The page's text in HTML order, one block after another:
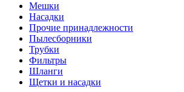
Мешки
Насадки
Прочие принадлежности
Пылесборники
Трубки
Фильтры
Шланги
Щетки и насадки